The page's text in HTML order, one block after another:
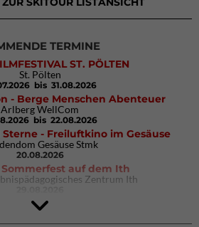
TERMINE
ST. PÖLTEN
St. Pölten
bis 31.08.2026
- Berge Menschen Abenteuer
Arlberg WellCom
bis 22.08.2026
- Freiluftkino im Gesäuse
Gesäuse Stmk
20.08.2026
Sommerfest auf dem Ith
Zentrum Ith
4Blocs KIDS 2026
München Süd (Thalkirchen)
26.09.2026